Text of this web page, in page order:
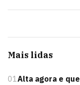
Mais lidas
01Alta agora e